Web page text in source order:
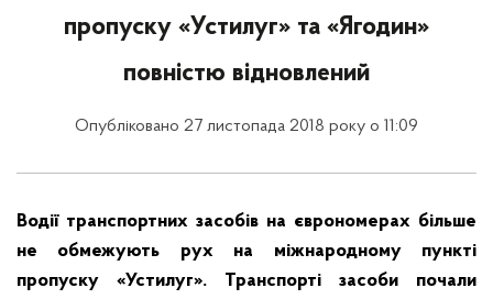
пропуску «Устилуг» та «Ягодин»
повністю відновлений
Опубліковано 27 листопада 2018 року о 11:09
Водії транспортних засобів на єврономерах більше
не обмежують рух на міжнародному пункті
пропуску «Устилуг». Транспорті засоби почали